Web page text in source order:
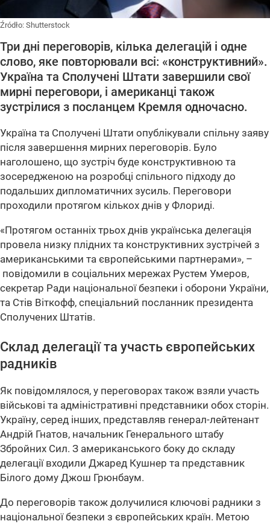
Źródło: Shutterstock
Три дні переговорів, кілька делегацій і одне
слово, яке повторювали всі: «конструктивний».
Україна та Сполучені Штати завершили свої
мирні переговори, і американці також
зустрілися з посланцем Кремля одночасно.
Україна та Сполучені Штати опублікували спільну заяву
після завершення мирних переговорів. Було
наголошено, що зустріч буде конструктивною та
зосередженою на розробці спільного підходу до
подальших дипломатичних зусиль. Переговори
проходили протягом кількох днів у Флориді.
«Протягом останніх трьох днів українська делегація
провела низку плідних та конструктивних зустрічей з
американськими та європейськими партнерами», –
повідомили в соціальних мережах Рустем Умеров,
секретар Ради національної безпеки і оборони України,
та Стів Віткофф, спеціальний посланник президента
Сполучених Штатів.
Склад делегації та участь європейських
радників
Як повідомлялося, у переговорах також взяли участь
військові та адміністративні представники обох сторін.
Україну, серед інших, представляв генерал-лейтенант
Андрій Гнатов, начальник Генерального штабу
Збройних Сил. З американського боку до складу
делегації входили Джаред Кушнер та представник
Білого дому Джош Грюнбаум.
До переговорів також долучилися ключові радники з
національної безпеки з європейських країн. Метою